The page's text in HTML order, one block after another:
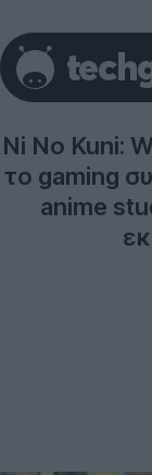
Ni No Kuni:
το gaming
anime